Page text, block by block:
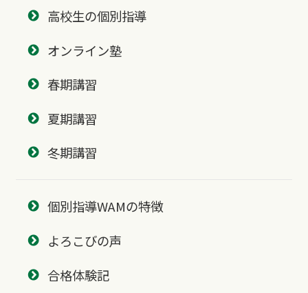
高校生の個別指導
オンライン塾
春期講習
夏期講習
冬期講習
個別指導WAMの特徴
よろこびの声
合格体験記